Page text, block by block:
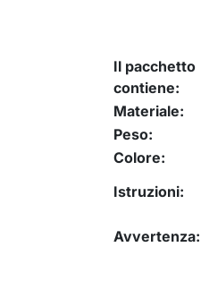
Il pacchetto
contiene:
Materiale:
Peso:
Colore:
Istruzioni:
Avvertenza: